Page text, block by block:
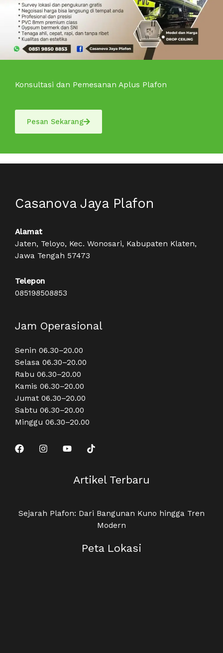
Konsultasi dan Pemesanan Aplus Plafon
Pesan Sekarang
Casanova Jaya Plafon
Alamat
Jaten, Teloyo, Kec. Wonosari, Kabupaten Klaten,
Jawa Tengah 57473
Telepon
085198508853
Jam Operasional
Senin 06.30–20.00
Selasa 06.30–20.00
Rabu 06.30–20.00
Kamis 06.30–20.00
Jumat 06.30–20.00
Sabtu 06.30–20.00
Minggu 06.30–20.00
Artikel Terbaru
Sejarah Plafon: Dari Bangunan Kuno hingga Tren
Modern
Peta Lokasi